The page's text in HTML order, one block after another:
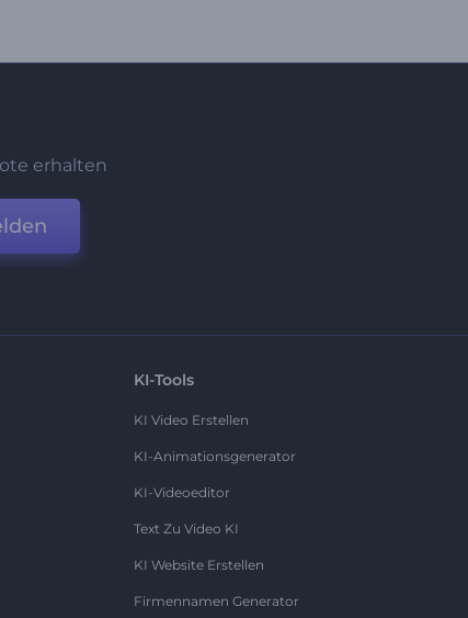
erhalten
KI-Tools
KI Video Erstellen
KI-Animationsgenerator
KI-Videoeditor
Text Zu Video KI
KI Website Erstellen
Firmennamen Generator